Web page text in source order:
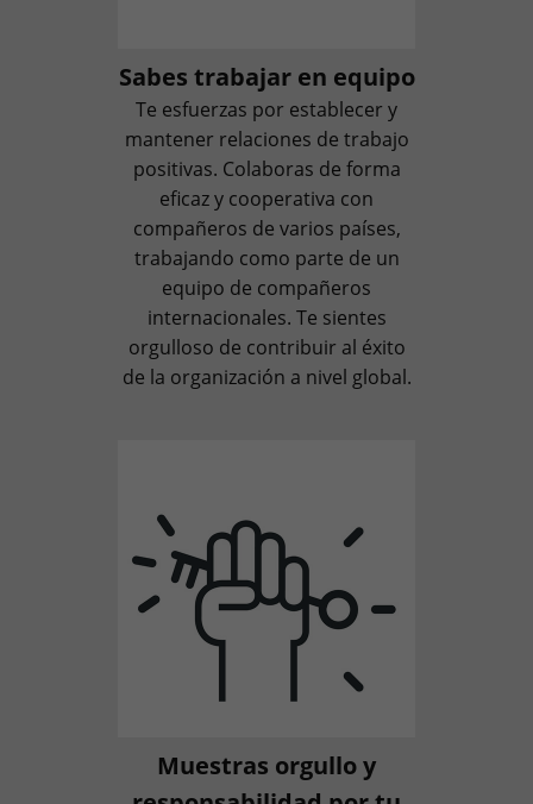
Sabes trabajar en equipo
Te esfuerzas por establecer y
mantener relaciones de trabajo
positivas. Colaboras de forma
eficaz y cooperativa con
compañeros de varios países,
trabajando como parte de un
equipo de compañeros
internacionales. Te sientes
orgulloso de contribuir al éxito
de la organización a nivel global.
Muestras orgullo y